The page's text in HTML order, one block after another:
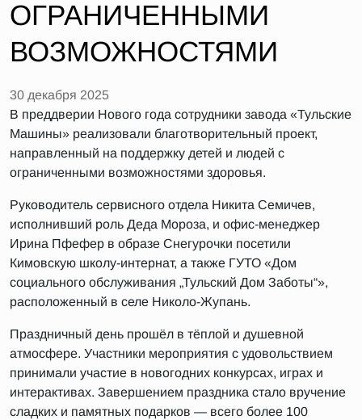
ОГРАНИЧЕННЫМИ
ВОЗМОЖНОСТЯМИ
30 декабря 2025
В преддверии Нового года сотрудники завода «Тульские
Машины» реализовали благотворительный проект,
направленный на поддержку детей и людей с
ограниченными возможностями здоровья.
Руководитель сервисного отдела Никита Семичев,
исполнивший роль Деда Мороза, и офис-менеджер
Ирина Пфефер в образе Снегурочки посетили
Кимовскую школу-интернат, а также ГУТО «Дом
социального обслуживания „Тульский Дом Заботы“»,
расположенный в селе Николо-Жупань.
Праздничный день прошёл в тёплой и душевной
атмосфере. Участники мероприятия с удовольствием
принимали участие в новогодних конкурсах, играх и
интерактивах. Завершением праздника стало вручение
сладких и памятных подарков — всего более 100